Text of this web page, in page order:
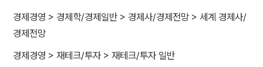
경제경영 > 경제학/경제일반 > 경제사/경제전망 > 세계 경제사/
경제전망
경제경영 > 재테크/투자 > 재테크/투자 일반